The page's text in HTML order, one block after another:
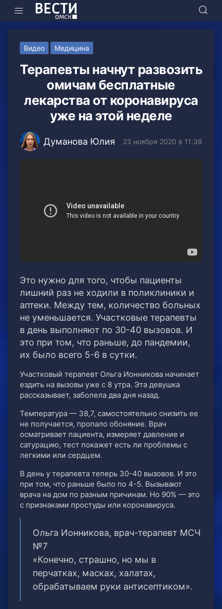
Видео Медицина
Терапевты начнут развозить
омичам бесплатные
лекарства от коронавируса
уже на этой неделе
Думанова Юлия 23 ноября 2020 в 11:38
Это нужно для того, чтобы пациенты
лишний раз не ходили в поликлиники и
аптеки. Между тем, количество больных
не уменьшается. Участковые терапевты
в день выполняют по 30-40 вызовов. И
это при том, что раньше, до пандемии,
их было всего 5-6 в сутки.
Участковый терапевт Ольга Ионникова начинает
ездить на вызовы уже с 8 утра. Эта девушка
рассказывает, заболела два дня назад.
Температура — 38,7, самостоятельно снизить ее
не получается, пропало обоняние. Врач
осматривает пациента, измеряет давление и
сатурацию, тест покажет есть ли проблемы с
легкими или сердцем.
В день у терапевта теперь 30-40 вызовов. И это
при том, что раньше было по 4-5. Вызывают
врача на дом по разным причинам. Но 90% — это
с признаками простуды или коронавируса.
Ольга Ионникова, врач-терапевт МСЧ
№7
«Конечно, страшно, но мы в
перчатках, масках, халатах,
обрабатываем руки антисептиком».